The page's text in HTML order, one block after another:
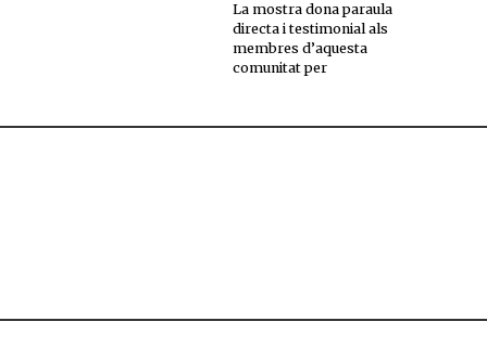
La mostra dona paraula
directa i testimonial als
membres d’aquesta
comunitat per